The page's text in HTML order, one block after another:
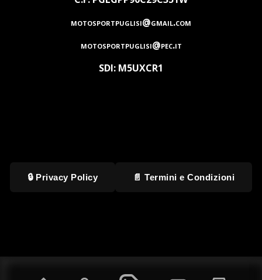
motosportpuglisi@gmail.com
motosportpuglisi@pec.it
SDI: M5UXCR1
🔒 Privacy Policy 📄 Termini e Condizioni